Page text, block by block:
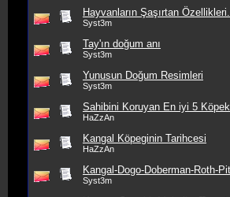
Hayvanların Şaşırtan
Syst3m
Tay'ın doğum anı
Syst3m
Yunusun Doğum Resimleri
Syst3m
Sahibini Koruyan En iyi 5
HaZzAn
Kangal Köpeginin Tarihcesi
HaZzAn
Kangal-Dogo-Doberman-Roth-
Syst3m